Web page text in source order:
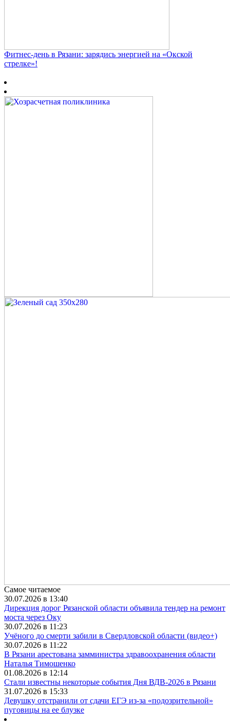
Фитнес‑день в Рязани: зарядись энергией на «Окской
стрелке»!
Самое читаемое
30.07.2026 в 13:40
Дирекция дорог Рязанской области объявила тендер на ремонт
моста через Оку
30.07.2026 в 11:23
Учёного до смерти забили в Свердловской области (видео+)
30.07.2026 в 11:22
В Рязани арестована замминистра здравоохранения области
Наталья Тимошенко
01.08.2026 в 12:14
Стали известны некоторые события Дня ВДВ-2026 в Рязани
31.07.2026 в 15:33
Девушку отстранили от сдачи ЕГЭ из-за «подозрительной»
пуговицы на ее блузке